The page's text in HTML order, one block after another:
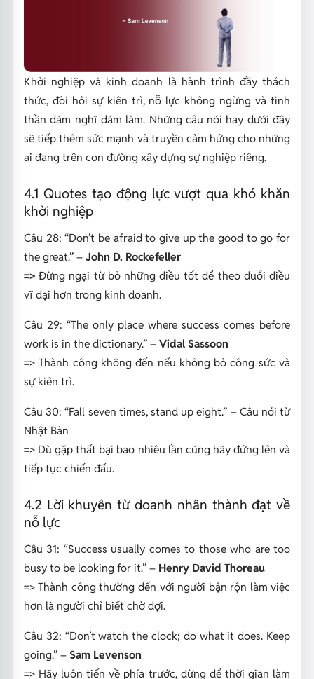
Khởi nghiệp và kinh doanh là hành trình đầy thách
thức, đòi hỏi sự kiên trì, nỗ lực không ngừng và tinh
thần dám nghĩ dám làm. Những câu nói hay dưới đây
sẽ tiếp thêm sức mạnh và truyền cảm hứng cho những
ai đang trên con đường xây dựng sự nghiệp riêng.
4.1 Quotes tạo động lực vượt qua khó khăn
khởi nghiệp
Câu 28: “Don’t be afraid to give up the good to go for
the great.” – John D. Rockefeller
=>Đừng ngại từ bỏ những điều tốt để theo đuổi điều
vĩ đại hơn trong kinh doanh.
Câu 29: “The only place where success comes before
work is in the dictionary.”– Vidal Sassoon
=> Thành công không đến nếu không bỏ công sức và
sự kiên trì.
Câu 30: “Fall seven times, stand up eight.” – Câu nói từ
Nhật Bản
=> Dù gặp thất bại bao nhiêu lần cũng hãy đứng lên và
tiếp tục chiến đấu.
4.2 Lời khuyên từ doanh nhân thành đạt về
nỗ lực
Câu 31: “Success usually comes to those who are too
busy to be looking for it.”– Henry David Thoreau
=> Thành công thường đến với người bận rộn làm việc
hơn là người chỉ biết chờ đợi.
Câu 32: “Don’t watch the clock; do what it does. Keep
going.”– Sam Levenson
=> Hãy luôn tiến về phía trước, đừng để thời gian làm